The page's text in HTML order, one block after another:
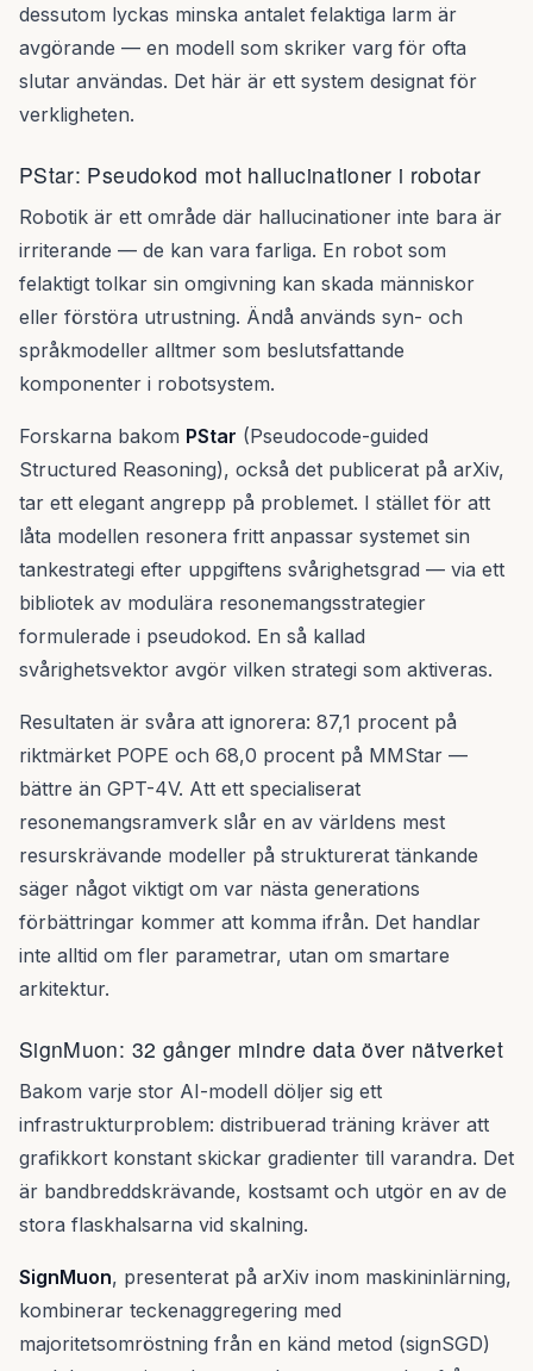
dessutom lyckas minska antalet felaktiga larm är
avgörande — en modell som skriker varg för ofta
slutar användas. Det här är ett system designat för
verkligheten.
PStar: Pseudokod mot hallucinationer i robotar
Robotik är ett område där hallucinationer inte bara är
irriterande — de kan vara farliga. En robot som
felaktigt tolkar sin omgivning kan skada människor
eller förstöra utrustning. Ändå används syn- och
språkmodeller alltmer som beslutsfattande
komponenter i robotsystem.
Forskarna bakom PStar (Pseudocode-guided
Structured Reasoning), också det publicerat på arXiv,
tar ett elegant angrepp på problemet. I stället för att
låta modellen resonera fritt anpassar systemet sin
tankestrategi efter uppgiftens svårighetsgrad — via ett
bibliotek av modulära resonemangsstrategier
formulerade i pseudokod. En så kallad
svårighetsvektor avgör vilken strategi som aktiveras.
Resultaten är svåra att ignorera: 87,1 procent på
riktmärket POPE och 68,0 procent på MMStar —
bättre än GPT-4V. Att ett specialiserat
resonemangsramverk slår en av världens mest
resurskrävande modeller på strukturerat tänkande
säger något viktigt om var nästa generations
förbättringar kommer att komma ifrån. Det handlar
inte alltid om fler parametrar, utan om smartare
arkitektur.
SignMuon: 32 gånger mindre data över nätverket
Bakom varje stor AI-modell döljer sig ett
infrastrukturproblem: distribuerad träning kräver att
grafikkort konstant skickar gradienter till varandra. Det
är bandbreddskrävande, kostsamt och utgör en av de
stora flaskhalsarna vid skalning.
SignMuon, presenterat på arXiv inom maskininlärning,
kombinerar teckenaggregering med
majoritetsomröstning från en känd metod (signSGD)